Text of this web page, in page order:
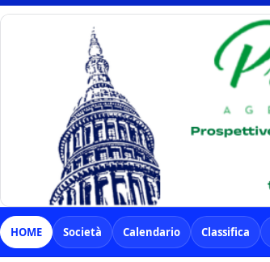
HOME Società Calendario Classifica